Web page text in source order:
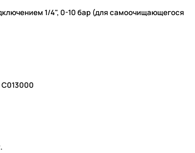
4", 0-10 бар (для самоочищающегося